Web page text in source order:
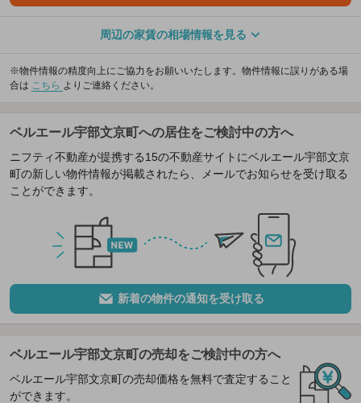
周辺の家賃の相場情報を見る
※物件情報の精度向上にご協力をお願いいたします。物件情報に誤りがある場
合は こちら よりご連絡ください。
ベルエール宇部文京町への居住をご検討中の方へ
ニフティ不動産が提携する15の不動産サイトにベルエール宇部文京
町の新しい物件情報が掲載されたら、メールでお知らせを受け取る
ことができます。
新着の物件の通知を受け取る
ベルエール宇部文京町の売却をご検討中の方へ
ベルエール宇部文京町の売却価格を無料で査定すること
ができます。